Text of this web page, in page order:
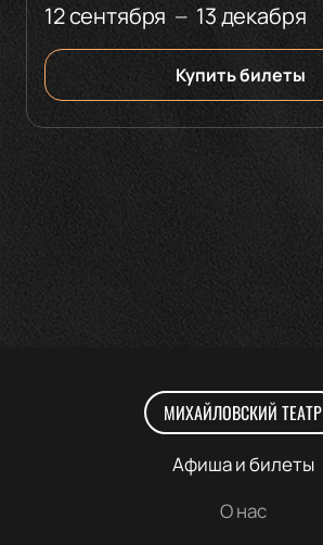
12 сентября — 13 декабря
Купить билеты
МИХАЙЛОВСКИЙ ТЕАТР
Афиша и билеты
О нас